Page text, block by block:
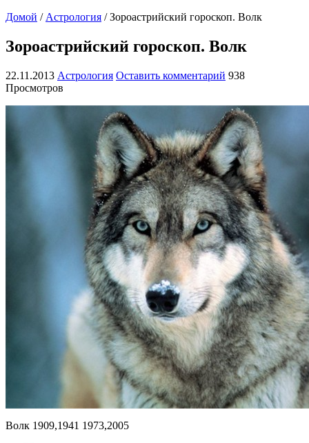
Домой / Астрология / Зороастрийский гороскоп. Волк
Зороастрийский гороскоп. Волк
22.11.2013 Астрология Оставить комментарий 938
Просмотров
Волк 1909,1941 1973,2005